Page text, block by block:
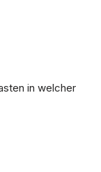
in welcher